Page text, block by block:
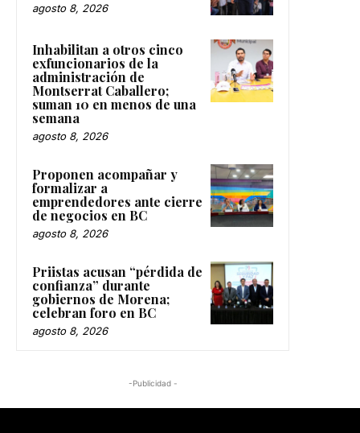
agosto 8, 2026
Inhabilitan a otros cinco
exfuncionarios de la
administración de
Montserrat Caballero;
suman 10 en menos de una
semana
agosto 8, 2026
Proponen acompañar y
formalizar a
emprendedores ante cierre
de negocios en BC
agosto 8, 2026
Priistas acusan “pérdida de
confianza” durante
gobiernos de Morena;
celebran foro en BC
agosto 8, 2026
-Publicidad -